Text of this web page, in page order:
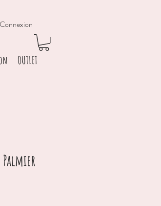
Connexion
OUTLET
Palmier